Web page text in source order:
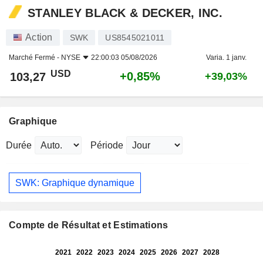
STANLEY BLACK & DECKER, INC.
Action SWK US8545021011
Marché Fermé - NYSE 22:00:03 05/08/2026 Varia. 1 janv.
103,27 USD +0,85% +39,03%
Graphique
Durée Période
SWK: Graphique dynamique
Compte de Résultat et Estimations